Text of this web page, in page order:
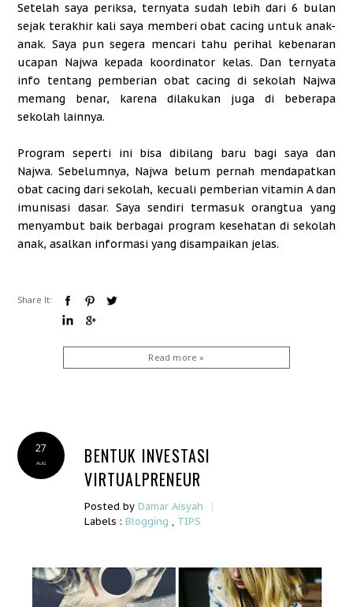
Setelah saya periksa, ternyata sudah lebih dari 6 bulan
sejak terakhir kali saya memberi obat cacing untuk anak-
anak. Saya pun segera mencari tahu perihal kebenaran
ucapan Najwa kepada koordinator kelas. Dan ternyata
info tentang pemberian obat cacing di sekolah Najwa
memang benar, karena dilakukan juga di beberapa
sekolah lainnya.
Program seperti ini bisa dibilang baru bagi saya dan
Najwa. Sebelumnya, Najwa belum pernah mendapatkan
obat cacing dari sekolah, kecuali pemberian vitamin A dan
imunisasi dasar. Saya sendiri termasuk orangtua yang
menyambut baik berbagai program kesehatan di sekolah
anak, asalkan informasi yang disampaikan jelas.
Share It:
Read more »
AUG
27
BENTUK INVESTASI
VIRTUALPRENEUR
Posted byDamar Aisyah |
Labels :Blogging , TIPS